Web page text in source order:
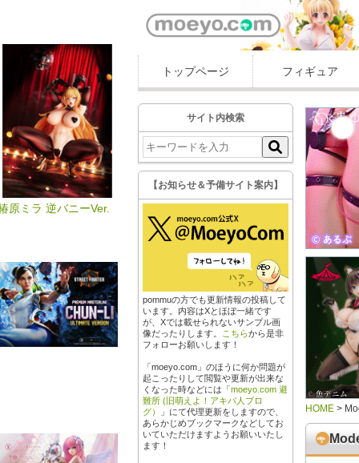
原ミラ 逆バニーVer.
トップページ フィギュア
サイト内検索
【お知らせ＆予備サイト案内】
pommuの方でも更新情報の投稿して
います。内容はXとほぼ一緒です
が、Xでは載せられないサンプル画
像だったりします。
こちらから是非
フォローお願いします！
「moeyo.com」のほうに何か問題が
起こったりして閲覧や更新が出来な
くなった時などには「moeyo.com 避
難所 (旧萌えよ！アキバ人ブロ
グ）
」にて代理更新をしますので、
あらかじめブックマークなどしてお
いていただけますようお願いいたし
ます！
HOME >